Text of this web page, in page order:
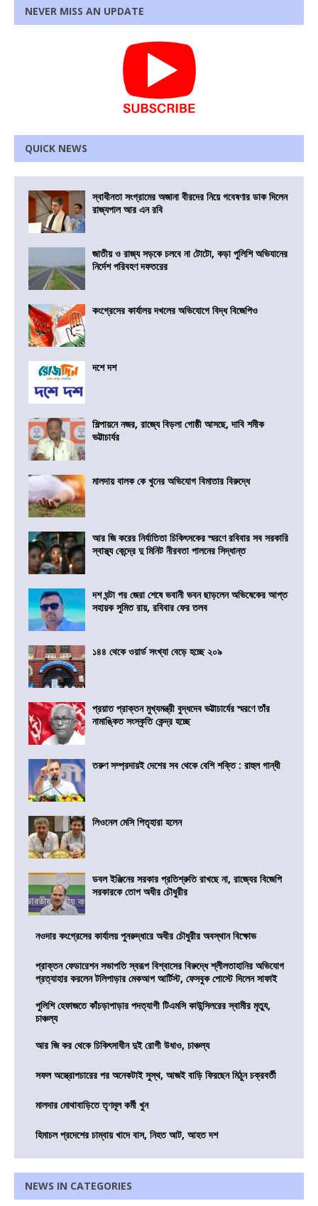
NEVER MISS AN UPDATE
QUICK NEWS
স্বাধীনতা সংগ্রামের অজানা বীরদের নিয়ে গবেষণার ডাক দিলেন
রাজ্যপাল আর এন রবি
জাতীয় ও রাজ্য সড়কে চলবে না টোটো, কড়া পুলিশি অভিযানের
নির্দেশ পরিবহণ দফতরের
কংগ্রেসের কার্যালয় দখলের অভিযোগে বিদ্ধ বিজেপিও
দশে দশ
শিল্পায়নে নজর, রাজ্যে বিড়লা গোষ্ঠী আসছে, দাবি শমীক
ভট্টাচার্যর
মালদায় বালক কে খুনের অভিযোগ বিমাতার বিরুদ্ধে
আর জি করের নির্যাতিতা চিকিৎসকের স্মরণে রবিবার সব সরকারি
স্বাস্থ্য কেন্দ্রে দু মিনিট নীরবতা পালনের সিদ্ধান্ত
দশ ঘন্টা পর জেরা শেষে ভবানী ভবন ছাড়লেন অভিষেকের আপ্ত
সহায়ক সুমিত রায়, রবিবার ফের তলব
১৪৪ থেকে ওয়ার্ড সংখ্যা বেড়ে হচ্ছে ২০৯
প্রয়াত প্রাক্তন মুখ্যমন্ত্রী বুদ্ধদেব ভট্টাচার্যের স্মরণে তাঁর
নামাঙ্কিত সংস্কৃতি কেন্দ্র হচ্ছে
তরুণ সম্প্রদায়ই দেশের সব থেকে বেশি শক্তি : রাহুল গান্ধী
লিওনেল মেসি পিতৃহারা হলেন
ডবল ইঞ্জিনের সরকার প্রতিশ্রুতি রাখছে না, রাজ্যের বিজেপি
সরকারকে তোপ অধীর চৌধুরীর
নওদার কংগ্রেসের কার্যালয় পুনরুদ্ধারে অধীর চৌধুরীর অবস্থান বিক্ষোভ
প্রাক্তন ফেডারেশন সভাপতি স্বরূপ বিশ্বাসের বিরুদ্ধে শ্লীলতাহানির অভিযোগ
প্রত্যাহার করলেন টলিপাড়ার মেকআপ আর্টিস্ট, ফেসবুক পোস্টে দিলেন সাফাই
পুলিশি হেফাজতে কাঁচড়াপাড়ার পদত্যাগী টিএমসি কাউন্সিলরের স্বামীর মৃত্যু,
চাঞ্চল্য
আর জি কর থেকে চিকিৎসাধীন দুই রোগী উধাও, চাঞ্চল্য
সফল অস্ত্রোপচারের পর অনেকটাই সুস্থ, আজই বাড়ি ফিরছেন মিঠুন চক্রবর্তী
মালদার মোথাবাড়িতে তৃণমূল কর্মী খুন
হিমাচল প্রদেশের চাম্বায় খাদে বাস, নিহত আট, আহত দশ
NEWS IN CATEGORIES